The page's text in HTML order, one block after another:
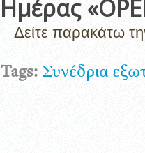
Ημέρας
Δείτε παρακάτω
Tags: Συνέδρια